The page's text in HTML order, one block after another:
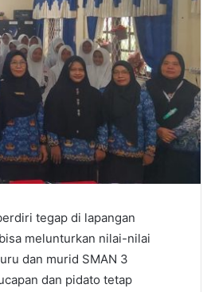
tegap di lapangan
melunturkan nilai-nilai
dan murid SMAN 3
dan pidato tetap